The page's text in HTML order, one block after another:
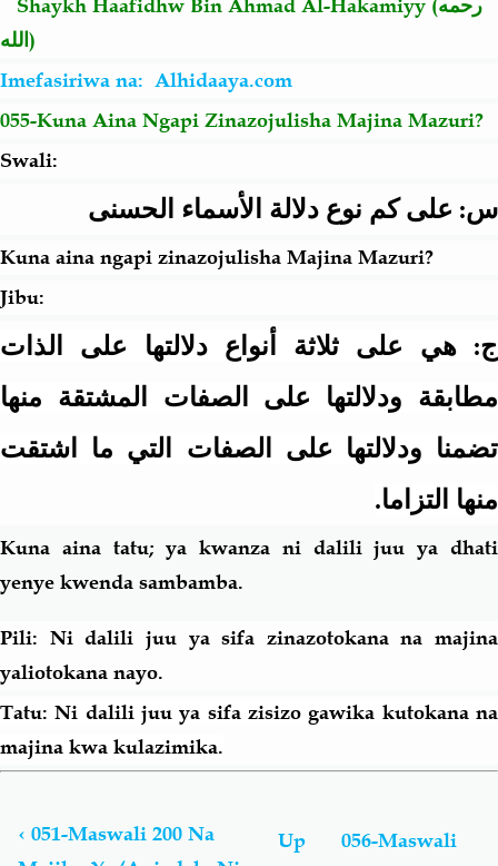
Fataawa Za Ulamaa
Akhlaaq-Aadaab Raqaaiq
Maswali-Majibu
Chemsha Bongo Vitabu
Mapishi
Shaykh Haafidhw Bin Ahmad Al-Hakamiyy (رحمه
الله )
Imefasiriwa na: Alhidaaya.com
055-Kuna Aina Ngapi Zinazojulisha Majina Mazuri?
Swali:
س: على كم نوع دلالة الأسماء الحسنى
Kuna aina ngapi zinazojulisha Majina Mazuri?
Jibu:
ج: هي على ثلاثة أنواع دلالتها على الذات
مطابقة ودلالتها على الصفات المشتقة منها
تضمنا ودلالتها على الصفات التي ما اشتقت
منها التزاما.
Kuna aina tatu; ya kwanza ni dalili juu ya dhati
yenye kwenda sambamba.
Pili: Ni dalili juu ya sifa zinazotokana na majina
yaliotokana nayo.
Tatu: Ni dalili juu ya sifa zisizo gawika kutokana na
majina kwa kulazimika.
links
for
‹ 051-Maswali 200 Na
Up
056-Maswali